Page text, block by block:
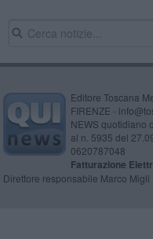
Editore Toscana
FIRENZE -
NEWS quotidiano
al n. 5935 del
0620787048
Fatturazione
Direttore responsabile Marco Migli